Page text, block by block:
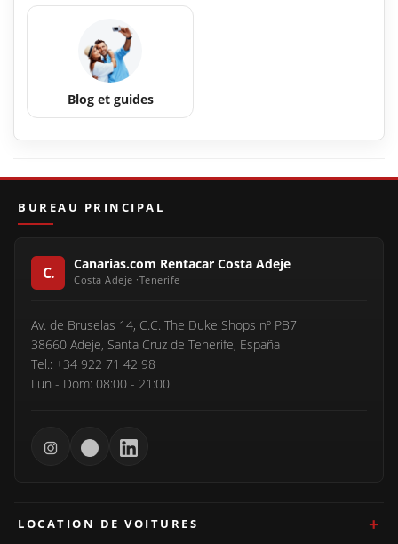
Blog et guides
BUREAU PRINCIPAL
Canarias.com Rentacar Costa Adeje
Av. de Bruselas 14, C.C. The Duke Shops nº PB7
38660 Adeje, Santa Cruz de Tenerife, España
Tel.: +34 922 71 42 98
Lun - Dom: 08:00 - 21:00
LOCATION DE VOITURES